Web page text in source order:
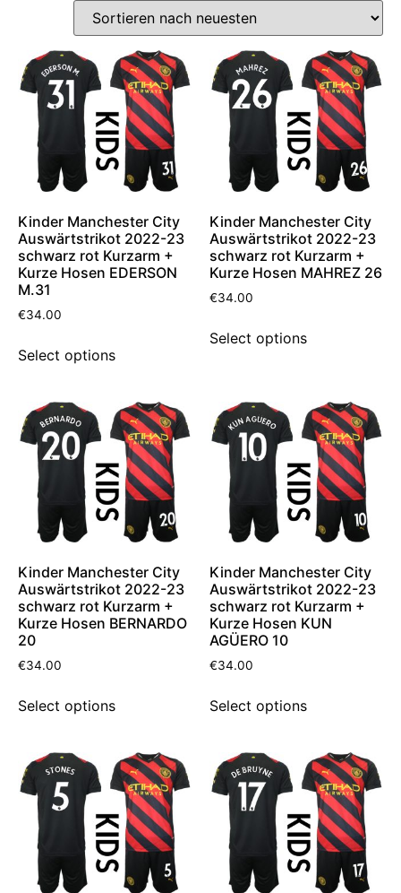
Kinder Manchester City
Auswärtstrikot 2022-23
schwarz rot Kurzarm +
Kurze Hosen EDERSON
M.31
€34.00
Select options
Kinder Manchester City
Auswärtstrikot 2022-23
schwarz rot Kurzarm +
Kurze Hosen MAHREZ 26
€34.00
Select options
Kinder Manchester City
Auswärtstrikot 2022-23
schwarz rot Kurzarm +
Kurze Hosen BERNARDO
20
€34.00
Select options
Kinder Manchester City
Auswärtstrikot 2022-23
schwarz rot Kurzarm +
Kurze Hosen KUN
AGÜERO 10
€34.00
Select options